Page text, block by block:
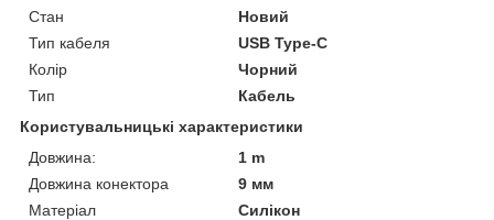
Стан
Новий
Тип кабеля
USB Type-C
Колір
Чорний
Тип
Кабель
Користувальницькі характеристики
Довжина:
1 m
Довжина конектора
9 мм
Матеріал
Силікон